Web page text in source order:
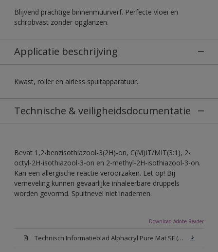
Blijvend prachtige binnenmuurverf. Perfecte vloei en
schrobvast zonder opglanzen.
Applicatie beschrijving
Kwast, roller en airless spuitapparatuur.
Technische & veiligheidsdocumentatie
Bevat 1,2-benzisothiazool-3(2H)-on, C(M)IT/MIT(3:1), 2-
octyl-2H-isothiazool-3-on en 2-methyl-2H-isothiazool-3-on.
Kan een allergische reactie veroorzaken. Let op! Bij
verneveling kunnen gevaarlijke inhaleerbare druppels
worden gevormd. Spuitnevel niet inademen.
Download Adobe Reader
Technisch Informatieblad Alphacryl Pure Mat SF (New Livery) (PDF)